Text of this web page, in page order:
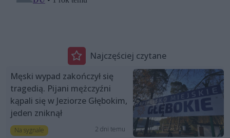
Najczęściej czytane
Męski wypad zakończył się
tragedią. Pijani mężczyźni
kąpali się w Jeziorze Głębokim,
jeden zniknął
Na sygnale 2 dni temu